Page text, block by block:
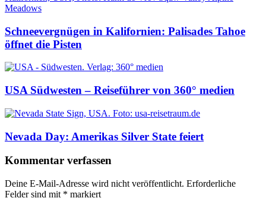
Schneevergnügen in Kalifornien: Palisades Tahoe
öffnet die Pisten
USA Südwesten – Reiseführer von 360° medien
Nevada Day: Amerikas Silver State feiert
Kommentar verfassen
Deine E-Mail-Adresse wird nicht veröffentlicht. Erforderliche
Felder sind mit * markiert